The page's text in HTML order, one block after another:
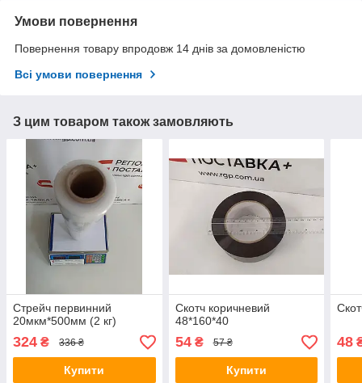
Умови повернення
Повернення товару впродовж 14 днів за домовленістю
Всі умови повернення
З цим товаром також замовляють
Стрейч первинний
20мкм*500мм (2 кг)
324 ₴ 336 ₴
Купити
Скотч коричневий
48*160*40
54₴ 57 ₴
Купити
48